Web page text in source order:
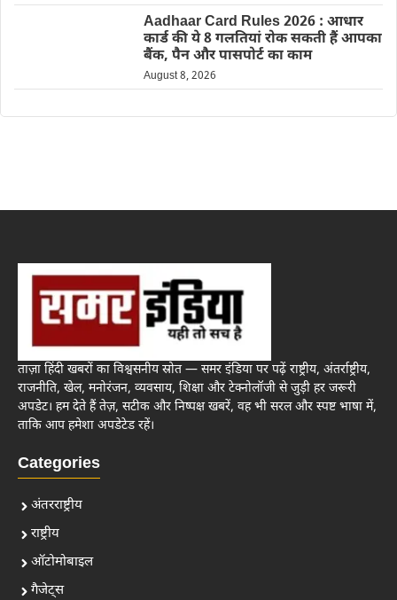
Aadhaar Card Rules 2026 : आधार
कार्ड की ये 8 गलतियां रोक सकती हैं आपका
बैंक, पैन और पासपोर्ट का काम
August 8, 2026
ताज़ा हिंदी खबरों का विश्वसनीय स्रोत — समर इंडिया पर पढ़ें राष्ट्रीय, अंतर्राष्ट्रीय,
राजनीति, खेल, मनोरंजन, व्यवसाय, शिक्षा और टेक्नोलॉजी से जुड़ी हर जरूरी
अपडेट। हम देते हैं तेज़, सटीक और निष्पक्ष खबरें, वह भी सरल और स्पष्ट भाषा में,
ताकि आप हमेशा अपडेटेड रहें।
Categories
अंतरराष्ट्रीय
राष्ट्रीय
ऑटोमोबाइल
गैजेट्स